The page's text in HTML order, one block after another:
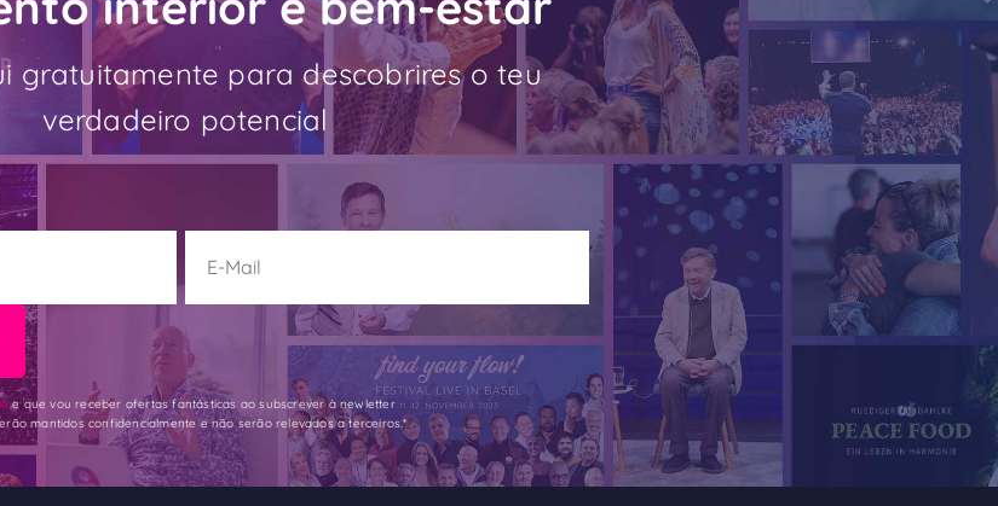
gratuitamente para descobrires o teu
verdadeiro potencial
e que vou receber ofertas fantásticas ao subscrever à newletter
mantidos confidencialmente e não serão relevados a terceiros.*